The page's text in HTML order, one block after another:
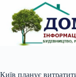
вмісту
Київ планує